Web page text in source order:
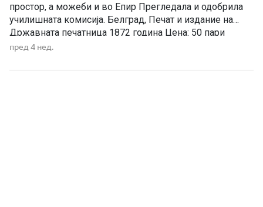
простор, а можеби и во Епир Прегледала и одобрила
училишната комисија. Белград, Печат и издание на
Државната печатница 1872 година Цена: 50 пари
чаршиски. Море, од југ Мраморното Море и Нешто
го заземаат Македонците, кои се потомци на
пред 4 нед.